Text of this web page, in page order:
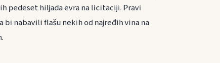
pedeset hiljada evra na licitaciji. Pravi
bi nabavili flašu nekih od najređih vina na